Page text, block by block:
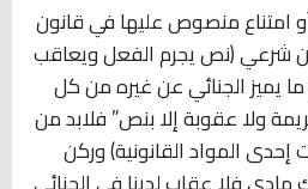
منصوص عليها في قانون
شرعي (نص يجرم الفعل ويعاقب
يميز الجنائي عن غيره من كل
ولا عقوبة إلا بنص” فلابد من
المواد القانونية) وركن